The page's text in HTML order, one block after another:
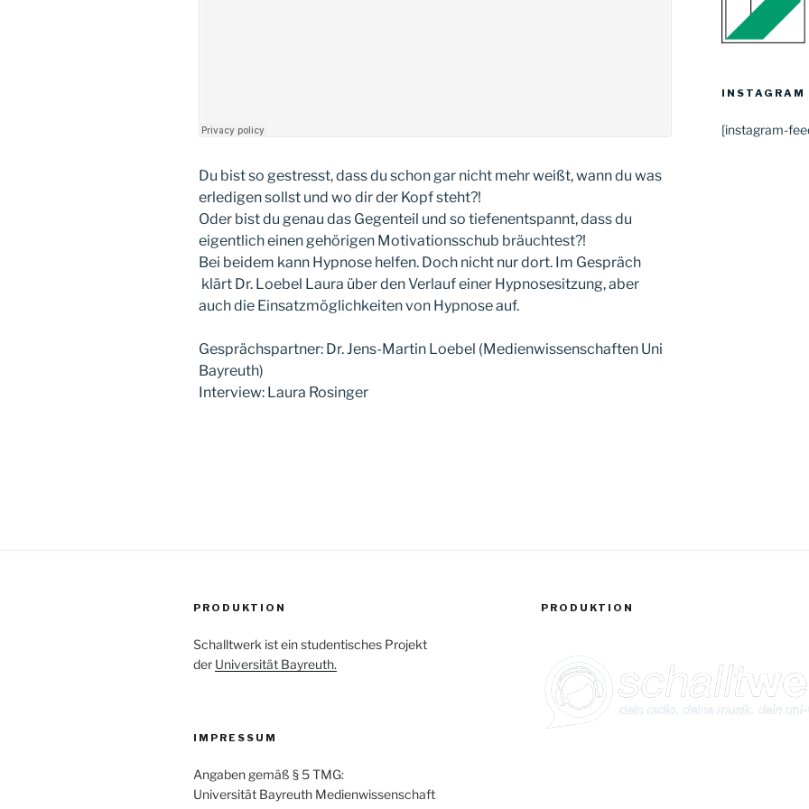
Du bist so gestresst, dass du schon gar nicht mehr weißt, wann du was
erledigen sollst und wo dir der Kopf steht?!
Oder bist du genau das Gegenteil und so tiefenentspannt, dass du
eigentlich einen gehörigen Motivationsschub bräuchtest?!
Bei beidem kann Hypnose helfen. Doch nicht nur dort. Im Gespräch
klärt Dr. Loebel Laura über den Verlauf einer Hypnosesitzung, aber
auch die Einsatzmöglichkeiten von Hypnose auf.
Gesprächspartner: Dr. Jens-Martin Loebel (Medienwissenschaften Uni
Bayreuth)
Interview: Laura Rosinger
INSTAGRAM
[instagram-
PRODUKTION
Schalltwerk ist ein studentisches Projekt
der Universität Bayreuth.
IMPRESSUM
Angaben gemäß § 5 TMG:
Universität Bayreuth Medienwissenschaft
PRODUKTION